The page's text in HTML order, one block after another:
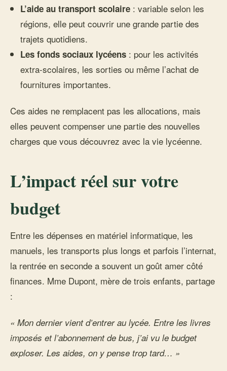
L’aide au transport scolaire : variable selon les
régions, elle peut couvrir une grande partie des
trajets quotidiens.
Les fonds sociaux lycéens : pour les activités
extra-scolaires, les sorties ou même l’achat de
fournitures importantes.
Ces aides ne remplacent pas les allocations, mais
elles peuvent compenser une partie des nouvelles
charges que vous découvrez avec la vie lycéenne.
L’impact réel sur votre
budget
Entre les dépenses en matériel informatique, les
manuels, les transports plus longs et parfois l’internat,
la rentrée en seconde a souvent un goût amer côté
finances. Mme Dupont, mère de trois enfants, partage
:
« Mon dernier vient d’entrer au lycée. Entre les livres
imposés et l’abonnement de bus, j’ai vu le budget
exploser. Les aides, on y pense trop tard… »